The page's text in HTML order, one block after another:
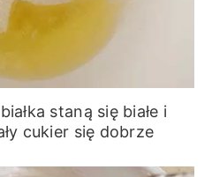
staną się białe i
cukier się dobrze